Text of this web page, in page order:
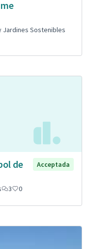
Jardines Sostenibles
de
Acceptada
3 0